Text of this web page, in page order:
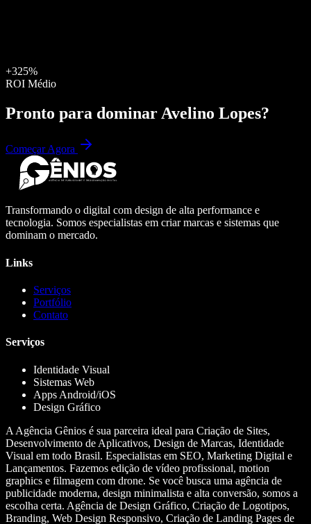
+325%
ROI Médio
Pronto para dominar Avelino Lopes?
Começar Agora
Transformando o digital com design de alta performance e
tecnologia. Somos especialistas em criar marcas e sistemas que
dominam o mercado.
Links
Serviços
Portfólio
Contato
Serviços
Identidade Visual
Sistemas Web
Apps Android/iOS
Design Gráfico
A Agência Gênios é sua parceira ideal para Criação de Sites,
Desenvolvimento de Aplicativos, Design de Marcas, Identidade
Visual em todo Brasil. Especialistas em SEO, Marketing Digital e
Lançamentos. Fazemos edição de vídeo profissional, motion
graphics e filmagem com drone. Se você busca uma agência de
publicidade moderna, design minimalista e alta conversão, somos a
escolha certa. Agência de Design Gráfico, Criação de Logotipos,
Branding, Web Design Responsivo, Criação de Landing Pages de